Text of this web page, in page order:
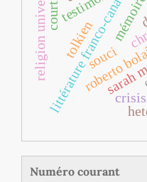
roberto
souci
littérature franco‐canadienne
tolkien
religion universelle
crisis
Numéro courant